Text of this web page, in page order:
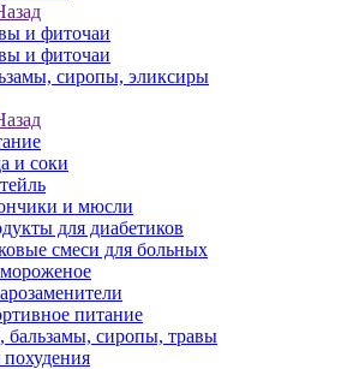
и фиточаи
и фиточаи
сиропы, эликсиры
и соки
и мюсли
для диабетиков
смеси для больных
питание
бальзамы, сиропы, травы